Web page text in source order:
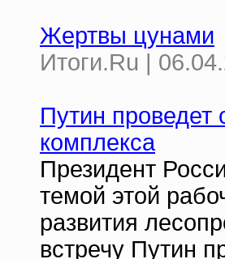
Жертвы цунами
Итоги.Ru |
Путин
комплекса
Президент
темой этой
развития
встречу Путин